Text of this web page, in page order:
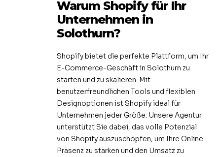
Warum Shopify für Ihr
Unternehmen in
Solothurn?
Shopify bietet die perfekte Plattform, um Ihr
E-Commerce-Geschäft in Solothurn zu
starten und zu skalieren. Mit
benutzerfreundlichen Tools und flexiblen
Designoptionen ist Shopify ideal für
Unternehmen jeder Größe. Unsere Agentur
unterstützt Sie dabei, das volle Potenzial
von Shopify auszuschöpfen, um Ihre Online-
Präsenz zu stärken und den Umsatz zu